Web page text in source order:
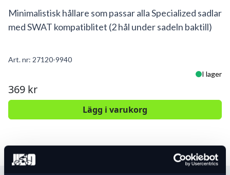
Minimalistisk hållare som passar alla Specialized sadlar
med SWAT kompatiblitet (2 hål under sadeln baktill)
Art. nr: 27120-9940
I lager
369 kr
Lägg i varukorg